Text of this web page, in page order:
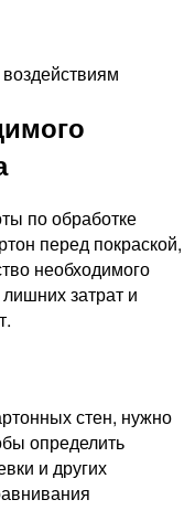
по обработке
перед покраской,
необходимого
затрат и
стен, нужно
определить
и других